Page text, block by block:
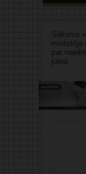
Sākums »
ministrija
par
jomā